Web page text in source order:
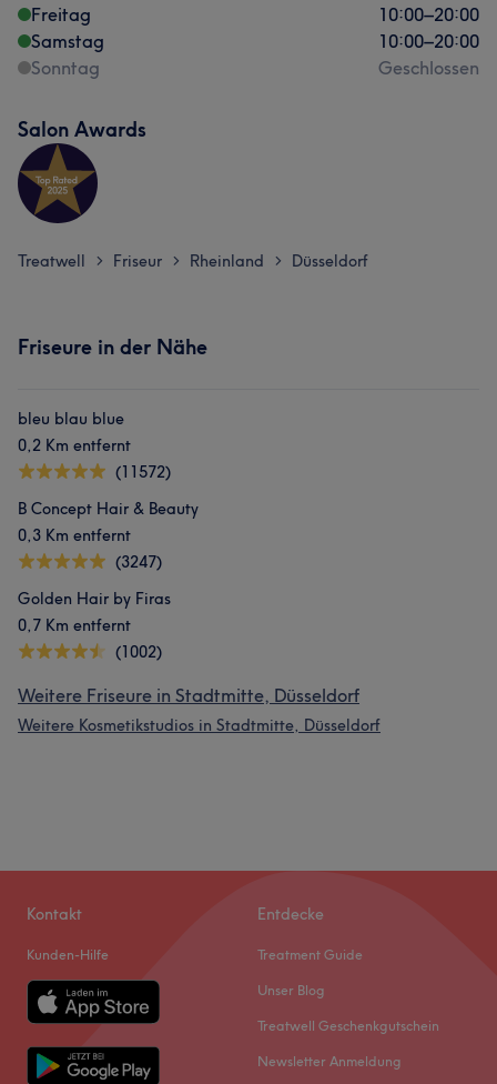
Freitag
10:00–20:00
Samstag
10:00–20:00
Sonntag
Geschlossen
Salon Awards
Treatwell > Friseur > Rheinland > Düsseldorf
Friseure in der Nähe
bleu blau blue
0,2 Km entfernt
(11572)
B Concept Hair & Beauty
0,3 Km entfernt
(3247)
Golden Hair by Firas
0,7 Km entfernt
(1002)
Weitere Friseure in Stadtmitte, Düsseldorf
Weitere Kosmetikstudios in Stadtmitte, Düsseldorf
Kontakt
Kunden-Hilfe
Entdecke
Treatment Guide
Unser Blog
Treatwell Geschenkgutschein
Newsletter Anmeldung